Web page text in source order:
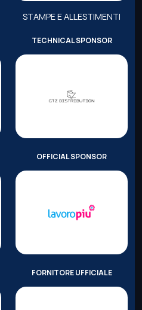
STAMPE E ALLESTIMENTI
TECHNICAL SPONSOR
OFFICIAL SPONSOR
FORNITORE UFFICIALE